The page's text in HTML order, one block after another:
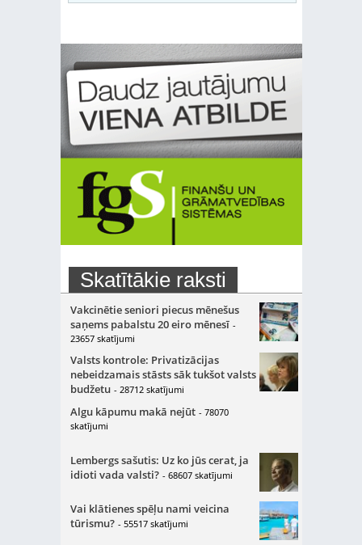
Skatītākie raksti
Vakcinētie seniori piecus mēnešus
saņems pabalstu 20 eiro mēnesī -
23657 skatījumi
Valsts kontrole: Privatizācijas
nebeidzamais stāsts sāk tukšot valsts
budžetu - 28712 skatījumi
Algu kāpumu makā nejūt - 78070
skatījumi
Lembergs sašutis: Uz ko jūs cerat, ja
idioti vada valsti? - 68607 skatījumi
Vai klātienes spēļu nami veicina
tūrismu? - 55517 skatījumi